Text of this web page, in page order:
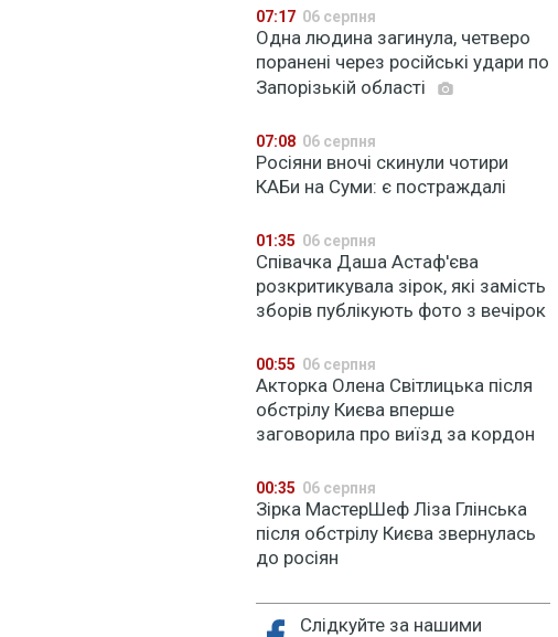
07:17 06 серпня
Одна людина загинула, четверо
поранені через російські удари по
Запорізькій області
07:08 06 серпня
Росіяни вночі скинули чотири
КАБи на Суми: є постраждалі
01:35 06 серпня
Співачка Даша Астаф'єва
розкритикувала зірок, які замість
зборів публікують фото з вечірок
00:55 06 серпня
Акторка Олена Світлицька після
обстрілу Києва вперше
заговорила про виїзд за кордон
00:35 06 серпня
Зірка МастерШеф Ліза Глінська
після обстрілу Києва звернулась
до росіян
Слідкуйте за нашими
удар РФ по Києву та Київщині: 17 загиблих, 44